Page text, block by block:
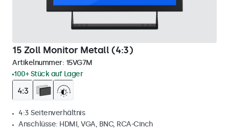
15 Zoll Monitor Metall (4:3)
Artikelnummer: 15VG7M
100+ Stück auf Lager
4:3 Seitenverhältnis
Anschlüsse: HDMI, VGA, BNC, RCA-Cinch